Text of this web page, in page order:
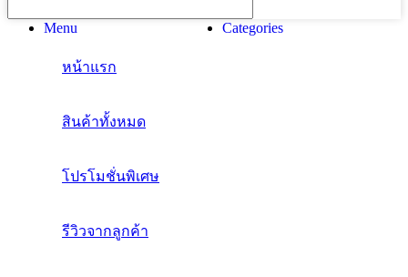
Menu Categories
หน้าแรก
สินค้าทั้งหมด
โปรโมชั่นพิเศษ
รีวิวจากลูกค้า